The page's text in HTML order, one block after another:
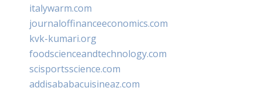
italywarm.com
journaloffinanceeconomics.com
kvk-kumari.org
foodscienceandtechnology.com
scisportsscience.com
addisababacuisineaz.com